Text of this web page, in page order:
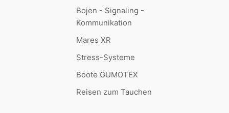
Bojen - Signaling -
Kommunikation
Mares XR
Stress-Systeme
Boote GUMOTEX
Reisen zum Tauchen